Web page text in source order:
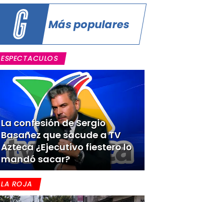
Más populares
ESPECTACULOS
La confesión de Sergio
Basañez que sacude a TV
Azteca ¿Ejecutivo fiestero lo
mandó sacar?
LA ROJA